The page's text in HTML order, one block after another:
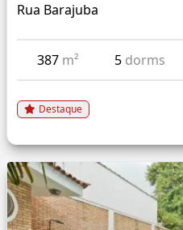
Rua Barajuba
387 m² 5 dorms
Destaque